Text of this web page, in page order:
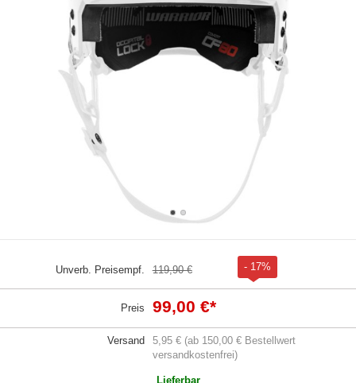
Unverb. Preisempf. 119,90 € - 17%
Preis 99,00 €*
Versand
5,95 € (ab 150,00 € Bestellwert
versandkostenfrei)
Lieferbar